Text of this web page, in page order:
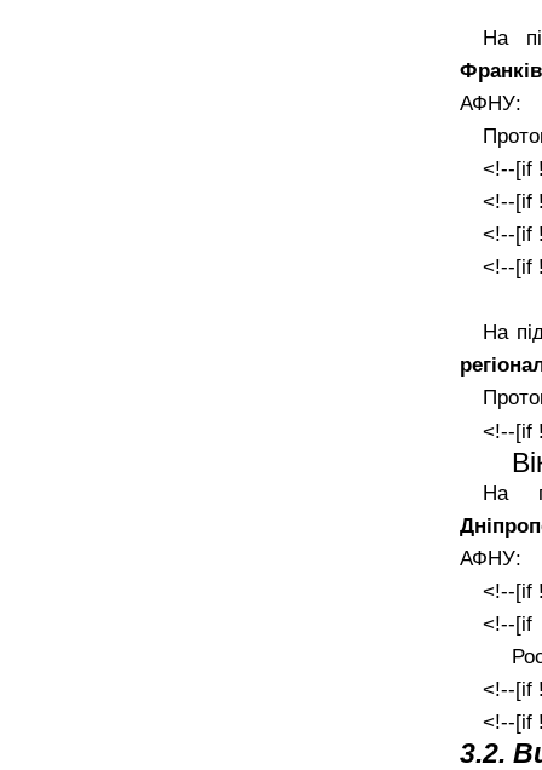
На
АФНУ:
<!--[if
<!--[if
<!--[if
<!--[if
На
<!--[if
На
АФНУ:
<!--[if
<!--[if
<!--[if
<!--[if
3.2.